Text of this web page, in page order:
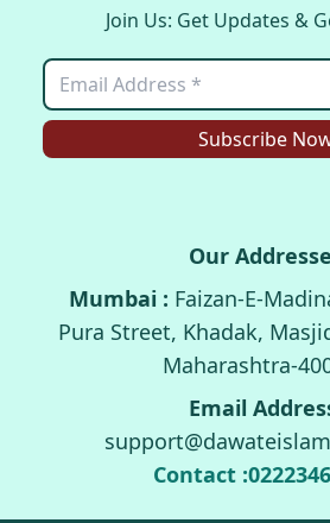
Join Us: Get Updates &
Subscribe
Our
Mumbai : Faizan-E-
Pura Street, Khadak,
Maharashtra-
Email
Contact :